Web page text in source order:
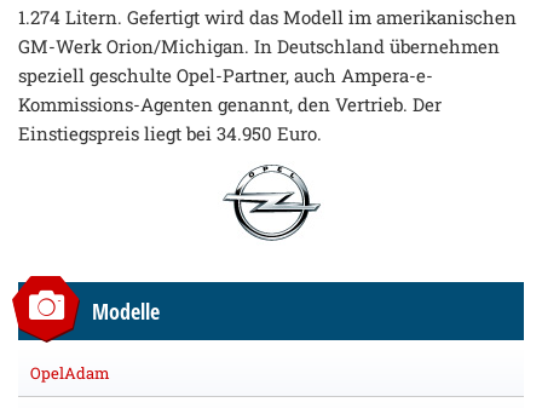
1.274 Litern. Gefertigt wird das Modell im amerikanischen
GM-Werk Orion/Michigan. In Deutschland übernehmen
speziell geschulte Opel-Partner, auch Ampera-e-
Kommissions-Agenten genannt, den Vertrieb. Der
Einstiegspreis liegt bei 34.950 Euro.
Modelle
OpelAdam